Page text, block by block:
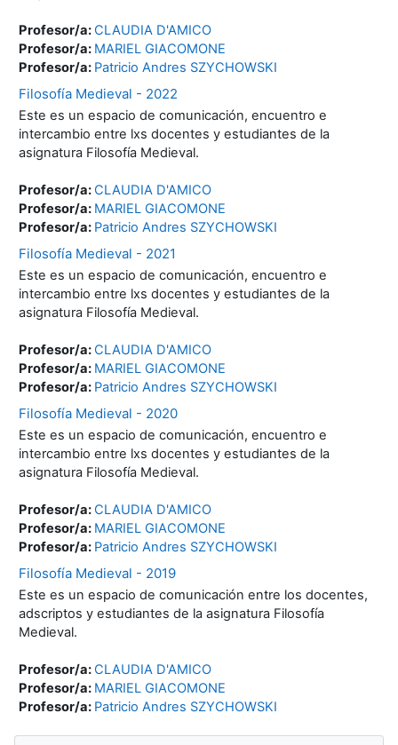
Profesor/a:CLAUDIA D'AMICO
Profesor/a: MARIEL GIACOMONE
Profesor/a: Patricio Andres SZYCHOWSKI
Filosofía Medieval - 2022
Este es un espacio de comunicación, encuentro e
intercambio entre lxs docentes y estudiantes de la
asignatura Filosofía Medieval.
Profesor/a:CLAUDIA D'AMICO
Profesor/a: MARIEL GIACOMONE
Profesor/a: Patricio Andres SZYCHOWSKI
Filosofía Medieval - 2021
Este es un espacio de comunicación, encuentro e
intercambio entre lxs docentes y estudiantes de la
asignatura Filosofía Medieval.
Profesor/a:CLAUDIA D'AMICO
Profesor/a: MARIEL GIACOMONE
Profesor/a: Patricio Andres SZYCHOWSKI
Filosofía Medieval - 2020
Este es un espacio de comunicación, encuentro e
intercambio entre lxs docentes y estudiantes de la
asignatura Filosofía Medieval.
Profesor/a:CLAUDIA D'AMICO
Profesor/a: MARIEL GIACOMONE
Profesor/a: Patricio Andres SZYCHOWSKI
Filosofía Medieval - 2019
Este es un espacio de comunicación entre los docentes,
adscriptos y estudiantes de la asignatura Filosofía
Medieval.
Profesor/a:CLAUDIA D'AMICO
Profesor/a: MARIEL GIACOMONE
Profesor/a: Patricio Andres SZYCHOWSKI